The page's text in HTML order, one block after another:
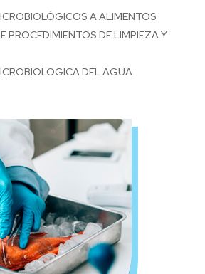
A ALIMENTOS
PROCEDIMIENTOS DE LIMPIEZA Y
DEL AGUA